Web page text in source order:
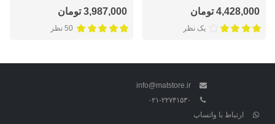
4,428,000 تومان
یک نظر
3,987,000 تومان
50 نظر
info@matstore.ir
۰۲۱-۲۲۷۴۱۵۳۰
ارتباط با واتساپ